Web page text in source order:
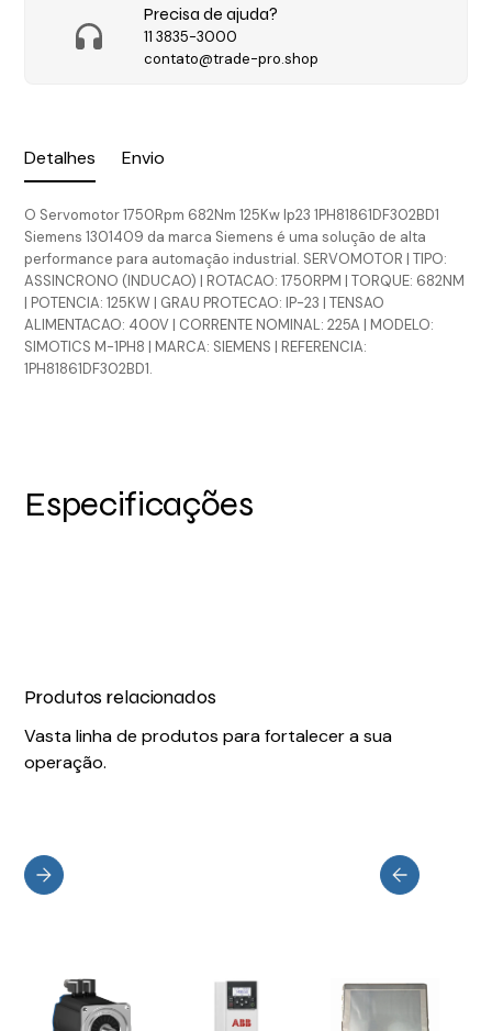
Detalhes Envio
O Servomotor 1750Rpm 682Nm 125Kw Ip23 1PH81861DF302BD1
Siemens 1301409 da marca Siemens é uma solução de alta
performance para automação industrial. SERVOMOTOR | TIPO:
ASSINCRONO (INDUCAO) | ROTACAO: 1750RPM | TORQUE: 682NM
| POTENCIA: 125KW | GRAU PROTECAO: IP-23 | TENSAO
ALIMENTACAO: 400V | CORRENTE NOMINAL: 225A | MODELO:
SIMOTICS M-1PH8 | MARCA: SIEMENS | REFERENCIA:
1PH81861DF302BD1.
Precisa de ajuda?
11 3835-3000
contato@trade-pro.shop
Especificações
Produtos relacionados
Vasta linha de produtos para fortalecer a sua
operação.